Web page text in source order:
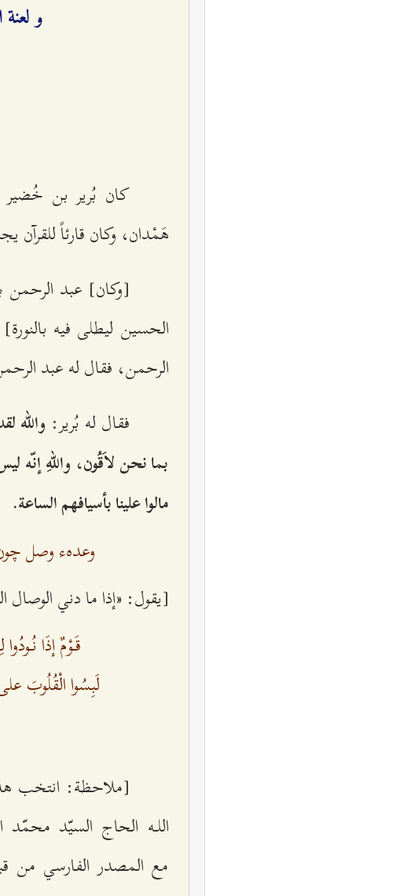
و
كان بُرير بن خُضير
هَمْدان، وكان قارئاً للقرآن
[وكان‌] عبد
الحسين ليطلى فيه
الرحمن، فقال له عبد
فقال له بُرير: والله
بما نحن لاَقُون، واللهِ إنّه
مالوا علينا بأسيافهم الساعة.
وعدهء وصل
[يقول: «إذا ما دني الوصال
قَـوْمٌ إذَا
لَبِسُوا الْقُلُوبَ
[ملاحظة: انتخب
اللـه الحاج السيّد محمّد
مع المصدر الفارسي من